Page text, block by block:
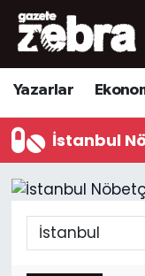
Yazarlar
İstanbul
Yazarlar
Ekonomi
Kültür-
Spor
Nöbetçi
Hava
Trafik
Süper Lig
Tüm